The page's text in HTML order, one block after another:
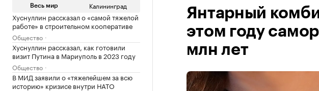
Весь мир Калининград
Хуснуллин рассказал о «самой тяжелой
работе» в строительном кооперативе
Общество
Хуснуллин рассказал, как готовили
визит Путина в Мариуполь в 2023 году
Общество
В МИД заявили о «тяжелейшем за всю
историю» кризисе внутри НАТО
Янтарный
этом году
млн лет